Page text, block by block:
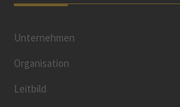
Unternehmen
Organisation
Leitbild